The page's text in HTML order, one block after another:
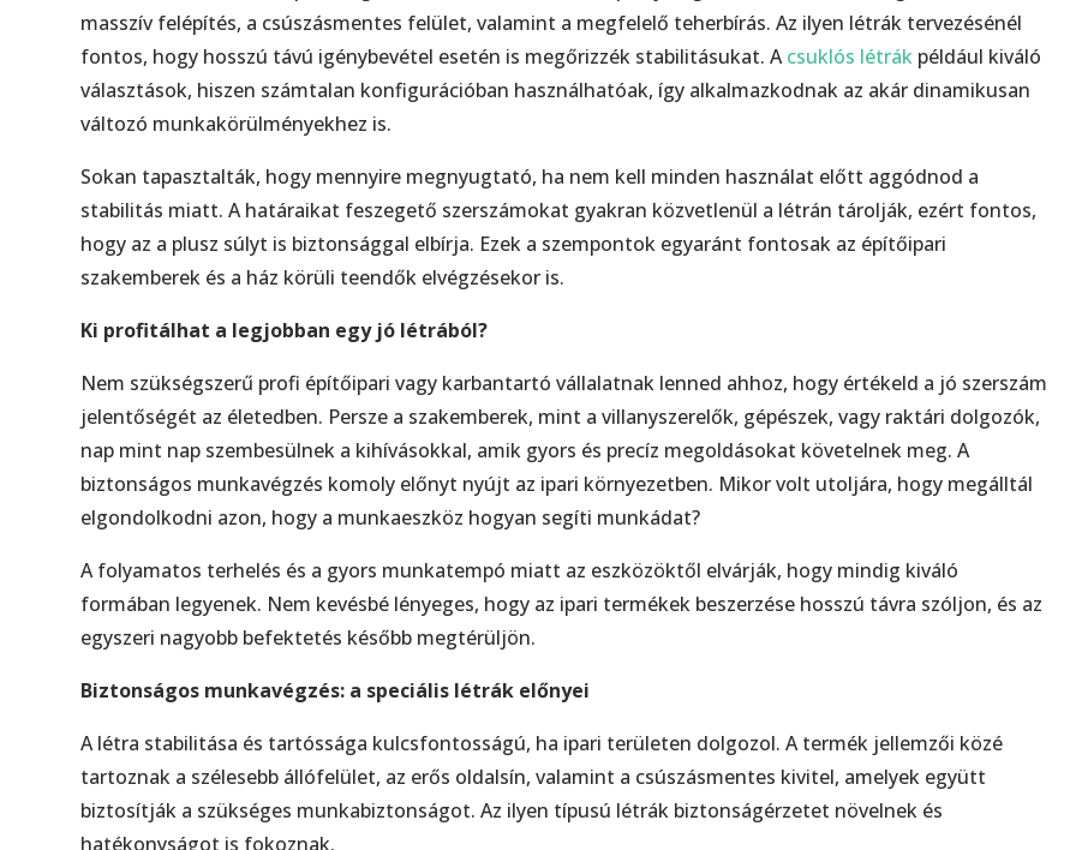
masszív felépítés, a csúszásmentes felület, valamint a megfelelő teherbírás. Az ilyen létrák tervezésénél
fontos, hogy hosszú távú igénybevétel esetén is megőrizzék stabilitásukat. Acsuklós létrák például kiváló
választások, hiszen számtalan konfigurációban használhatóak, így alkalmazkodnak az akár dinamikusan
változó munkakörülményekhez is.
Sokan tapasztalták, hogy mennyire megnyugtató, ha nem kell minden használat előtt aggódnod a
stabilitás miatt. A határaikat feszegető szerszámokat gyakran közvetlenül a létrán tárolják, ezért fontos,
hogy az a plusz súlyt is biztonsággal elbírja. Ezek a szempontok egyaránt fontosak az építőipari
szakemberek és a ház körüli teendők elvégzésekor is.
Ki profitálhat a legjobban egy jó létrából?
Nem szükségszerű profi építőipari vagy karbantartó vállalatnak lenned ahhoz, hogy értékeld a jó szerszám
jelentőségét az életedben. Persze a szakemberek, mint a villanyszerelők, gépészek, vagy raktári dolgozók,
nap mint nap szembesülnek a kihívásokkal, amik gyors és precíz megoldásokat követelnek meg. A
biztonságos munkavégzés komoly előnyt nyújt az ipari környezetben. Mikor volt utoljára, hogy megálltál
elgondolkodni azon, hogy a munkaeszköz hogyan segíti munkádat?
A folyamatos terhelés és a gyors munkatempó miatt az eszközöktől elvárják, hogy mindig kiváló
formában legyenek. Nem kevésbé lényeges, hogy az ipari termékek beszerzése hosszú távra szóljon, és az
egyszeri nagyobb befektetés később megtérüljön.
Biztonságos munkavégzés: a speciális létrák előnyei
A létra stabilitása és tartóssága kulcsfontosságú, ha ipari területen dolgozol. A termék jellemzői közé
tartoznak a szélesebb állófelület, az erős oldalsín, valamint a csúszásmentes kivitel, amelyek együtt
biztosítják a szükséges munkabiztonságot. Az ilyen típusú létrák biztonságérzetet növelnek és
hatékonyságot is fokoznak.